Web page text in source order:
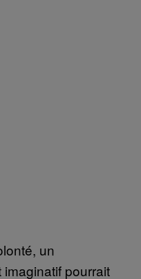
un
pourrait